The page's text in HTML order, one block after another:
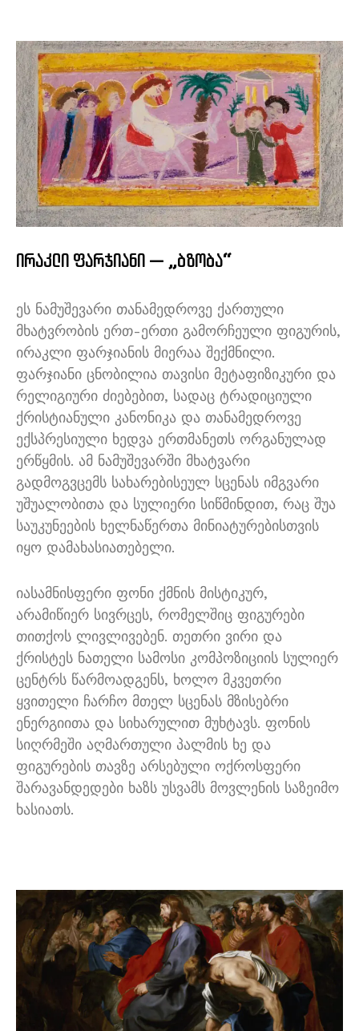
ირაკლი ფარჯიანი — „ბზობა“
ეს ნამუშევარი თანამედროვე ქართული
მხატვრობის ერთ-ერთი გამორჩეული ფიგურის,
ირაკლი ფარჯიანის მიერაა შექმნილი.
ფარჯიანი ცნობილია თავისი მეტაფიზიკური და
რელიგიური ძიებებით, სადაც ტრადიციული
ქრისტიანული კანონიკა და თანამედროვე
ექსპრესიული ხედვა ერთმანეთს ორგანულად
ერწყმის. ამ ნამუშევარში მხატვარი
გადმოგვცემს სახარებისეულ სცენას იმგვარი
უშუალობითა და სულიერი სიწმინდით, რაც შუა
საუკუნეების ხელნაწერთა მინიატურებისთვის
იყო დამახასიათებელი.
იასამნისფერი ფონი ქმნის მისტიკურ,
არამიწიერ სივრცეს, რომელშიც ფიგურები
თითქოს ლივლივებენ. თეთრი ვირი და
ქრისტეს ნათელი სამოსი კომპოზიციის სულიერ
ცენტრს წარმოადგენს, ხოლო მკვეთრი
ყვითელი ჩარჩო მთელ სცენას მზისებრი
ენერგიითა და სიხარულით მუხტავს. ფონის
სიღრმეში აღმართული პალმის ხე და
ფიგურების თავზე არსებული ოქროსფერი
შარავანდედები ხაზს უსვამს მოვლენის საზეიმო
ხასიათს.